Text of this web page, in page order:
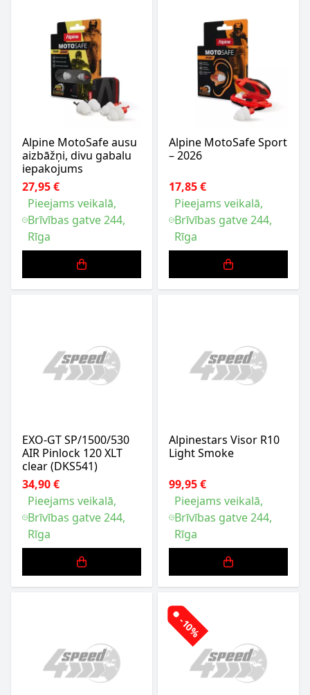
Alpine MotoSafe ausu
aizbāžņi, divu gabalu
iepakojums
27,95 €
Pieejams veikalā,
Brīvības gatve 244,
Rīga
Alpine MotoSafe Sport
– 2026
17,85 €
Pieejams veikalā,
Brīvības gatve 244,
Rīga
EXO-GT SP/1500/530
AIR Pinlock 120 XLT
clear (DKS541)
34,90 €
Pieejams veikalā,
Brīvības gatve 244,
Rīga
Alpinestars Visor R10
Light Smoke
99,95 €
Pieejams veikalā,
Brīvības gatve 244,
Rīga
-10%